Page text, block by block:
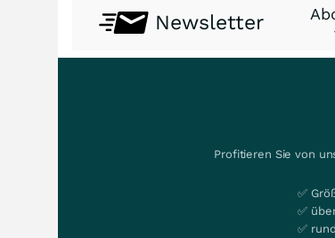
Newsletter
Profitieren Sie von
✅
✅
✅